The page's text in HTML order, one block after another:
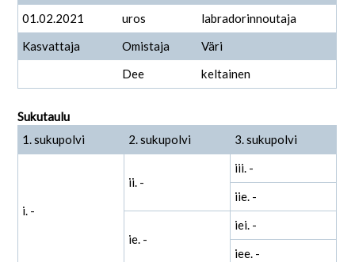
01.02.2021
uros
labradorinnoutaja
Kasvattaja
Omistaja
Väri
Dee
keltainen
Sukutaulu
1. sukupolvi
2. sukupolvi 3. sukupolvi
i. -
ii. -
iii. -
iie. -
ie. -
iei. -
iee. -